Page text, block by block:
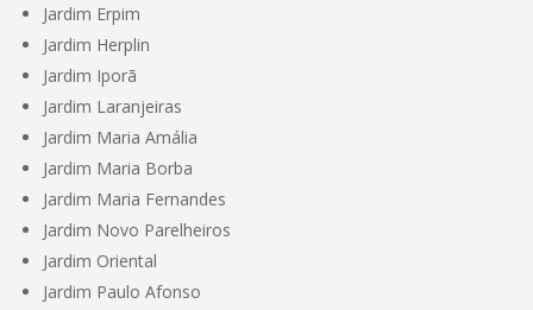
Jardim Erpim
Jardim Herplin
Jardim Iporã
Jardim Laranjeiras
Jardim Maria Amália
Jardim Maria Borba
Jardim Maria Fernandes
Jardim Novo Parelheiros
Jardim Oriental
Jardim Paulo Afonso